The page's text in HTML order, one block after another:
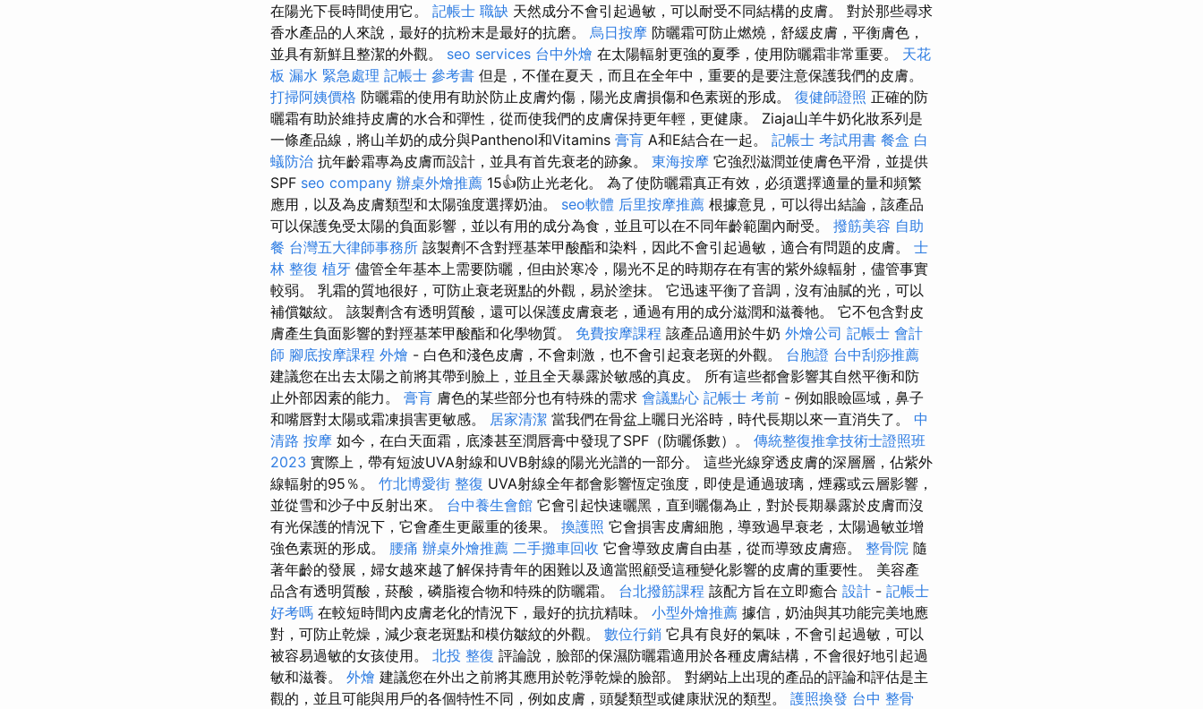
在陽光下長時間使用它。 記帳士 職缺 天然成分不會引起過敏，可以耐受不同結構的皮膚。 對於那些尋求
香水產品的人來說，最好的抗粉末是最好的抗磨。 烏日按摩 防曬霜可防止燃燒，舒緩皮膚，平衡膚色，
並具有新鮮且整潔的外觀。 seo services 台中外燴 在太陽輻射更強的夏季，使用防曬霜非常重要。 天花
板 漏水 緊急處理 記帳士 參考書 但是，不僅在夏天，而且在全年中，重要的是要注意保護我們的皮膚。
打掃阿姨價格 防曬霜的使用有助於防止皮膚灼傷，陽光皮膚損傷和色素斑的形成。 復健師證照 正確的防
曬霜有助於維持皮膚的水合和彈性，從而使我們的皮膚保持更年輕，更健康。 Ziaja山羊牛奶化妝系列是
一條產品線，將山羊奶的成分與Panthenol和Vitamins 膏肓 A和E結合在一起。 記帳士 考試用書 餐盒 白
蟻防治 抗年齡霜專為皮膚而設計，並具有首先衰老的跡象。 東海按摩 它強烈滋潤並使膚色平滑，並提供
SPF seo company 辦桌外燴推薦 15👍防止光老化。 為了使防曬霜真正有效，必須選擇適量的量和頻繁
應用，以及為皮膚類型和太陽強度選擇奶油。 seo軟體 后里按摩推薦 根據意見，可以得出結論，該產品
可以保護免受太陽的負面影響，並以有用的成分為食，並且可以在不同年齡範圍內耐受。 撥筋美容 自助
餐 台灣五大律師事務所 該製劑不含對羥基苯甲酸酯和染料，因此不會引起過敏，適合有問題的皮膚。 士
林 整復 植牙 儘管全年基本上需要防曬，但由於寒冷，陽光不足的時期存在有害的紫外線輻射，儘管事實
較弱。 乳霜的質地很好，可防止衰老斑點的外觀，易於塗抹。 它迅速平衡了音調，沒有油膩的光，可以
補償皺紋。 該製劑含有透明質酸，還可以保護皮膚衰老，通過有用的成分滋潤和滋養牠。 它不包含對皮
膚產生負面影響的對羥基苯甲酸酯和化學物質。 免費按摩課程 該產品適用於牛奶 外燴公司 記帳士 會計
師 腳底按摩課程 外燴 - 白色和淺色皮膚，不會刺激，也不會引起衰老斑的外觀。 台胞證 台中刮痧推薦
建議您在出去太陽之前將其帶到臉上，並且全天暴露於敏感的真皮。 所有這些都會影響其自然平衡和防
止外部因素的能力。 膏肓 膚色的某些部分也有特殊的需求 會議點心 記帳士 考前 - 例如眼瞼區域，鼻子
和嘴唇對太陽或霜凍損害更敏感。 居家清潔 當我們在骨盆上曬日光浴時，時代長期以來一直消失了。 中
清路 按摩 如今，在白天面霜，底漆甚至潤唇膏中發現了SPF（防曬係數）。 傳統整復推拿技術士證照班
2023 實際上，帶有短波UVA射線和UVB射線的陽光光譜的一部分。 這些光線穿透皮膚的深層層，佔紫外
線輻射的95％。 竹北博愛街 整復 UVA射線全年都會影響恆定強度，即使是通過玻璃，煙霧或云層影響，
並從雪和沙子中反射出來。 台中養生會館 它會引起快速曬黑，直到曬傷為止，對於長期暴露於皮膚而沒
有光保護的情況下，它會產生更嚴重的後果。 換護照 它會損害皮膚細胞，導致過早衰老，太陽過敏並增
強色素斑的形成。 腰痛 辦桌外燴推薦 二手攤車回收 它會導致皮膚自由基，從而導致皮膚癌。 整骨院 隨
著年齡的發展，婦女越來越了解保持青年的困難以及適當照顧受這種變化影響的皮膚的重要性。 美容產
品含有透明質酸，菸酸，磷脂複合物和特殊的防曬霜。 台北撥筋課程 該配方旨在立即癒合 設計 - 記帳士
好考嗎 在較短時間內皮膚老化的情況下，最好的抗抗精味。 小型外燴推薦 據信，奶油與其功能完美地應
對，可防止乾燥，減少衰老斑點和模仿皺紋的外觀。 數位行銷 它具有良好的氣味，不會引起過敏，可以
被容易過敏的女孩使用。 北投 整復 評論說，臉部的保濕防曬霜適用於各種皮膚結構，不會很好地引起過
敏和滋養。 外燴 建議您在外出之前將其應用於乾淨乾燥的臉部。 對網站上出現的產品的評論和評估是主
觀的，並且可能與用戶的各個特性不同，例如皮膚，頭髮類型或健康狀況的類型。 護照換發 台中 整骨